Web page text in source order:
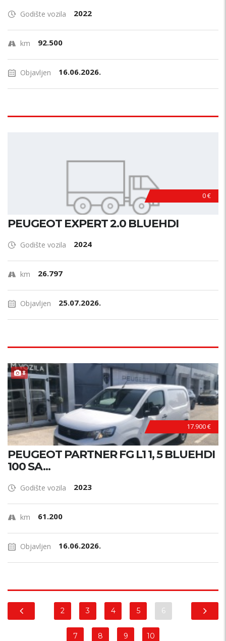
Godište vozila 2022
km 92.500
Objavljen 16.06.2026.
0 €
PEUGEOT EXPERT 2.0 BLUEHDI
Godište vozila 2024
km 26.797
Objavljen 25.07.2026.
8
17.900 €
PEUGEOT PARTNER FG L1 1, 5 BLUEHDI
100 SA...
Godište vozila 2023
km 61.200
Objavljen 16.06.2026.
2 3 4 5 6
7 8 9 10